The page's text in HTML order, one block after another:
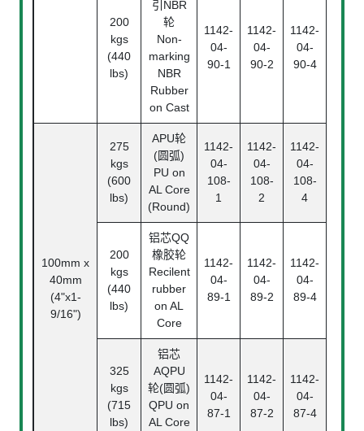
200
kgs
(440
lbs)
引NBR
轮
Non-
marking
NBR
Rubber
on Cast
1142-
04-
90-1
1142-
04-
90-2
1142-
04-
90-4
100mm x
40mm
(4"x1-
9/16")
275
kgs
(600
lbs)
APU轮
(圆弧)
PU on
AL Core
(Round)
1142-
04-
108-
1
1142-
04-
108-
2
1142-
04-
108-
4
200
kgs
(440
lbs)
铝芯QQ
橡胶轮
Recilent
rubber
on AL
Core
1142-
04-
89-1
1142-
04-
89-2
1142-
04-
89-4
325
kgs
(715
lbs)
铝芯
AQPU
轮(圆弧)
QPU on
AL Core
1142-
04-
87-1
1142-
04-
87-2
1142-
04-
87-4